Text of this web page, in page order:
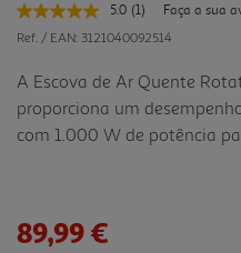
5.0 Leu
uma
Link
para
a
mesma
página.
(1)
Faça a sua
Ref. / EAN: 3121040092514
A Escova de Ar Quente
proporciona um
com 1.000 W de potência
profissional graças às duas
89,99 €